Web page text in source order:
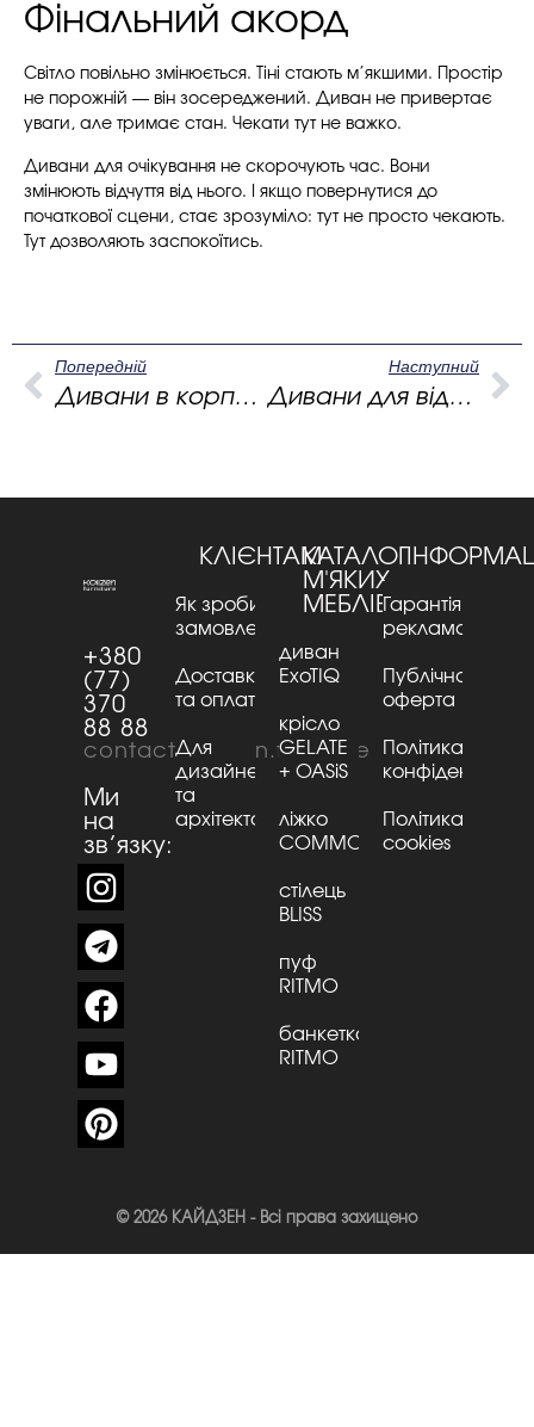
Фінальний акорд
Світло повільно змінюється. Тіні стають м’якшими. Простір
не порожній — він зосереджений. Диван не привертає
уваги, але тримає стан. Чекати тут не важко.
Дивани для очікування не скорочують час. Вони
змінюють відчуття від нього. І якщо повернутися до
початкової сцени, стає зрозуміло: тут не просто чекають.
Тут дозволяють заспокоїтись.
Попередній
Дивани в корпоративному стилі
Наступний
Дивани для відвідувачів як частина бренд-досвіду
+380
(77)
370
88 88
contact@kaizen.furniture
Ми
на
зв’язку:
КЛІЄНТАМ
Як зробити
замовлення
Доставка
та оплата
Для
дизайнерів
та
архітекторів
КАТАЛОГ
М'ЯКИХ
МЕБЛІВ
диван
ExoTIQ
крісло
GELATE
+ OASiS
ліжко
CОMMО
стілець
BLISS
пуф
RITMO
банкетка
RITMO
Гарантія та
рекламації
Публічна
оферта
Політика
Політика
cookies
© 2026 КАЙДЗЕН - Всі права захищено